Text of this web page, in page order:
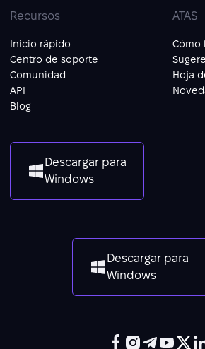
Recursos
Inicio rápido
Centro de soporte
Comunidad
API
Blog
ATAS
Cómo
Hoja
Descargar para
Windows
Descargar para
Windows